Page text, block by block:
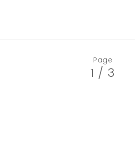
Page
1 / 3